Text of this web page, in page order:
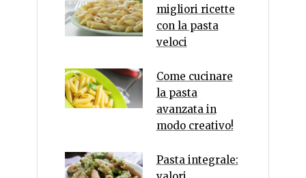
migliori ricette
con la pasta
veloci
Come cucinare
la pasta
avanzata in
modo creativo!
Pasta integrale: